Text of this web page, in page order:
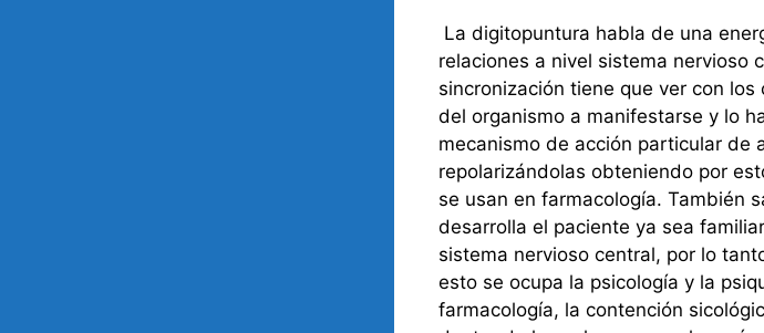
La digitopuntura habla de una
relaciones a nivel sistema nervioso
sincronización tiene que ver con
del organismo a manifestarse y lo
mecanismo de acción particular de
repolarizándolas obteniendo por
se usan en farmacología. También
desarrolla el paciente ya sea
sistema nervioso central, por lo
esto se ocupa la psicología y la
farmacología, la contención